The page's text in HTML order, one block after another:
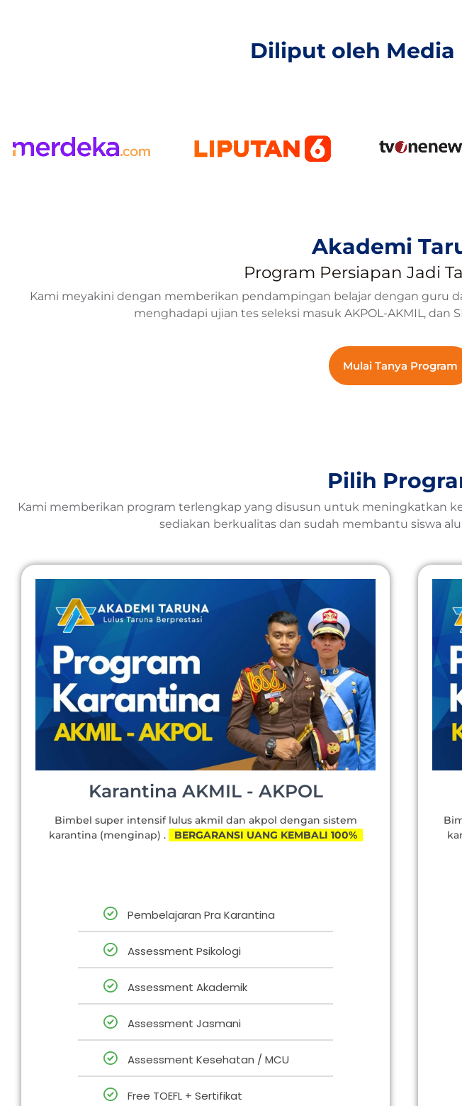
Diliput oleh Media
Akademi
Program Persiapan Jadi
Kami meyakini dengan memberikan pendampingan belajar dengan guru
menghadapi ujian tes seleksi masuk AKPOL-AKMIL, dan
Mulai Tanya Program
Pilih
Kami memberikan program terlengkap yang disusun untuk meningkatkan
sediakan berkualitas dan sudah membantu siswa
Karantina AKMIL - AKPOL
Bimbel super intensif lulus akmil dan akpol dengan sistem
karantina (menginap) .
BERGARANSI UANG KEMBALI 100%
Pembelajaran Pra Karantina
Assessment Psikologi
Assessment Akademik
Assessment Jasmani
Assessment Kesehatan / MCU
Free TOEFL + Sertifikat